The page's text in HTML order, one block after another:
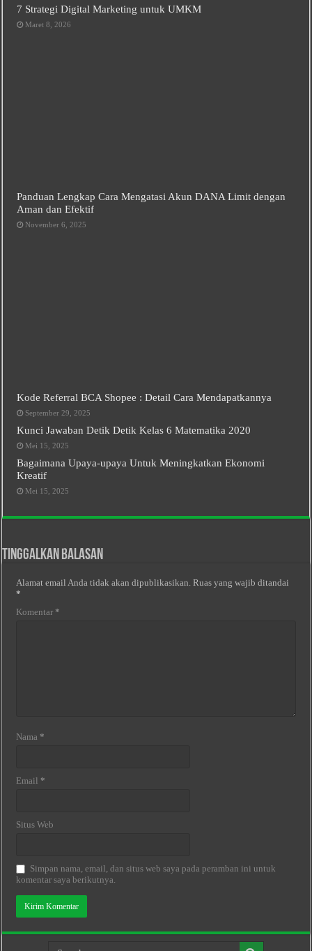
7 Strategi Digital Marketing untuk UMKM
Maret 8, 2026
Panduan Lengkap Cara Mengatasi Akun DANA Limit dengan
Aman dan Efektif
November 6, 2025
Kode Referral BCA Shopee : Detail Cara Mendapatkannya
September 29, 2025
Kunci Jawaban Detik Detik Kelas 6 Matematika 2020
Mei 15, 2025
Bagaimana Upaya-upaya Untuk Meningkatkan Ekonomi
Kreatif
Mei 15, 2025
Tinggalkan Balasan
Alamat email Anda tidak akan dipublikasikan. Ruas yang wajib ditandai
*
Komentar *
Nama *
Email *
Situs Web
Simpan nama, email, dan situs web saya pada peramban ini untuk
komentar saya berikutnya.